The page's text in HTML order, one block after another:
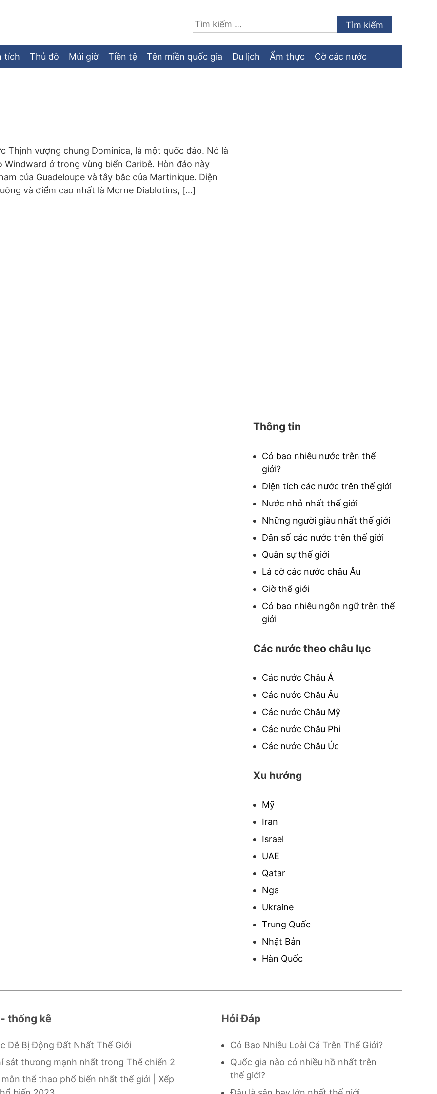
Tìm:
tích Thủ đô Múi giờ Tiền tệ Tên miền quốc gia Du lịch Ẩm thực Cờ các nước
Thịnh vượng chung Dominica, là một quốc đảo. Nó là
Windward ở trong vùng biển Caribê. Hòn đảo này
của Guadeloupe và tây bắc của Martinique. Diện
và điểm cao nhất là Morne Diablotins, […]
Thông tin
Có bao nhiêu nước trên thế
giới?
Diện tích các nước trên thế giới
Nước nhỏ nhất thế giới
Những người giàu nhất thế giới
Dân số các nước trên thế giới
Quân sự thế giới
Lá cờ các nước châu Âu
Giờ thế giới
Có bao nhiêu ngôn ngữ trên thế
giới
Các nước theo châu lục
Các nước Châu Á
Các nước Châu Âu
Các nước Châu Mỹ
Các nước Châu Phi
Các nước Châu Úc
Xu hướng
Mỹ
Iran
Israel
UAE
Qatar
Nga
Ukraine
Trung Quốc
Nhật Bản
Hàn Quốc
thống kê
Dễ Bị Động Đất Nhất Thế Giới
sát thương mạnh nhất trong Thế chiến 2
môn thể thao phổ biến nhất thế giới | Xếp
Hỏi Đáp
Có Bao Nhiêu Loài Cá Trên Thế Giới?
Quốc gia nào có nhiều hồ nhất trên
thế giới?